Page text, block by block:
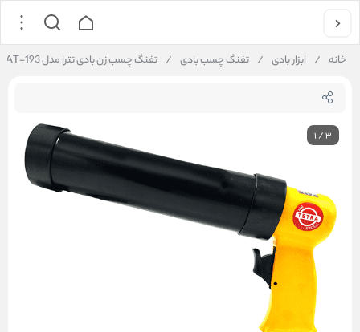
خانه / ابزار بادی / تفنگ چسب بادی / تفنگ چسب زن بادی تترا مدل AT-193
1/3